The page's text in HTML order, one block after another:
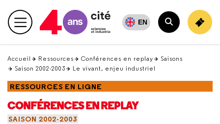
en
haut Menu principal EN
Rechercher
Accueil Ressources Conférences en replay
Saisons
Saison 2002-2003
Le vivant, enjeu industriel
RESSOURCES EN LIGNE
CONFÉRENCES EN REPLAY
SAISON 2002-2003